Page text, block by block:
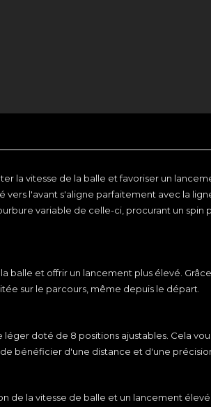
la vitesse de la balle et favoriser un
l'avant s'aligne parfaitement avec la
variable de celle-ci, procurant un spin
balle et offrir un lancement plus élevé.
sur le parcours, même depuis le départ.
doté de 8 positions ajustables. Cela
bénéficier d'une distance et d'une
de la vitesse de balle et un lancement